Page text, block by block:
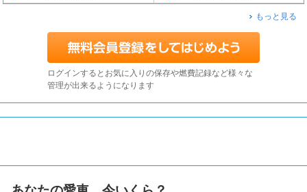
もっと見る
ログインするとお気に入りの保存や燃費記録など様々な
管理が出来るようになります